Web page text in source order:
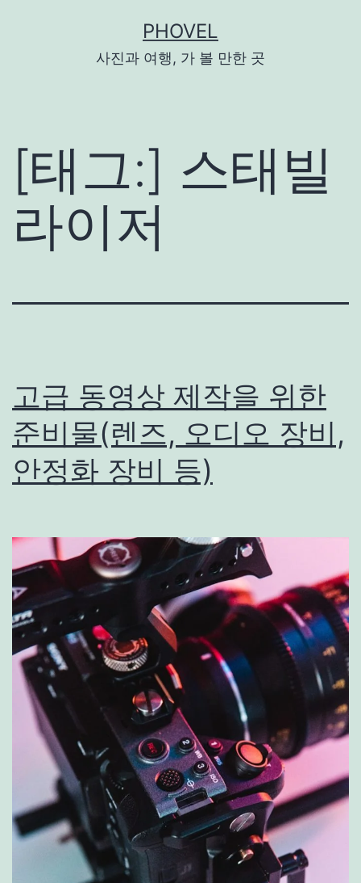
PHOVEL
사진과 여행, 가 볼 만한 곳
[태그:] 스태빌
라이저
고급 동영상 제작을 위한
준비물(렌즈, 오디오 장비,
안정화 장비 등)